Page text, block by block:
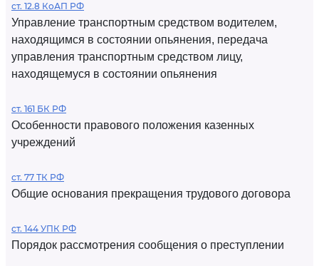
ст. 12.8 КоАП РФ
Управление транспортным средством водителем,
находящимся в состоянии опьянения, передача
управления транспортным средством лицу,
находящемуся в состоянии опьянения
ст. 161 БК РФ
Особенности правового положения казенных
учреждений
ст. 77 ТК РФ
Общие основания прекращения трудового договора
ст. 144 УПК РФ
Порядок рассмотрения сообщения о преступлении